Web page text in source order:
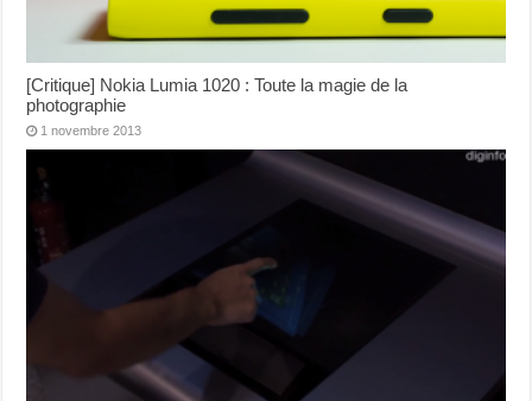
[Critique] Nokia Lumia 1020 : Toute la magie de la
photographie
1 novembre 2013